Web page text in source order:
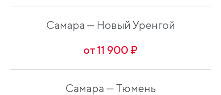
Самара — Новый Уренгой
от 11 900 ₽
Самара — Тюмень